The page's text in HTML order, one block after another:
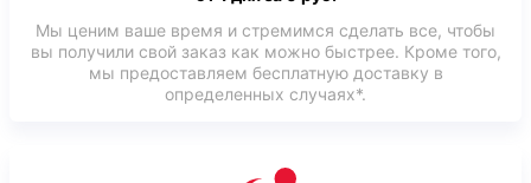
Мы ценим ваше время и стремимся сделать все, чтобы
вы получили свой заказ как можно быстрее. Кроме того,
мы предоставляем бесплатную доставку в
определенных случаях*.